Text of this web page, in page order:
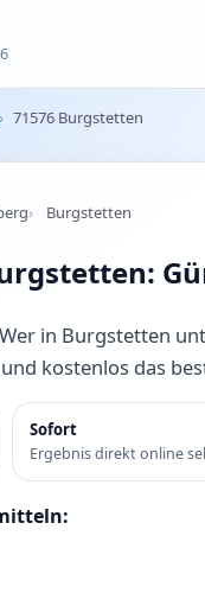
71576 Burgstetten
Burgstetten
in Burgstetten
kostenlos das
Sofort
Ergebnis direkt online